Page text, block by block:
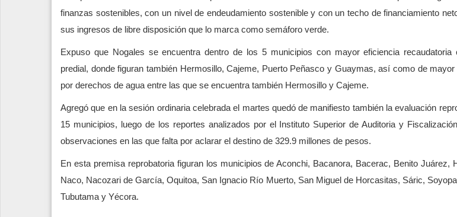
finanzas sostenibles, con un nivel de endeudamiento sostenible y con un techo de financiamiento
sus ingresos de libre disposición que lo marca como semáforo verde.
Expuso que Nogales se encuentra dentro de los 5 municipios con mayor eficiencia recaudatoria
predial, donde figuran también Hermosillo, Cajeme, Puerto Peñasco y Guaymas, así como de
por derechos de agua entre las que se encuentra también Hermosillo y Cajeme.
Agregó que en la sesión ordinaria celebrada el martes quedó de manifiesto también la evaluación
15 municipios, luego de los reportes analizados por el Instituto Superior de Auditoria y
observaciones en las que falta por aclarar el destino de 329.9 millones de pesos.
En esta premisa reprobatoria figuran los municipios de Aconchi, Bacanora, Bacerac, Benito Juárez,
Naco, Nacozari de García, Oquitoa, San Ignacio Río Muerto, San Miguel de Horcasitas, Sáric,
Tubutama y Yécora.